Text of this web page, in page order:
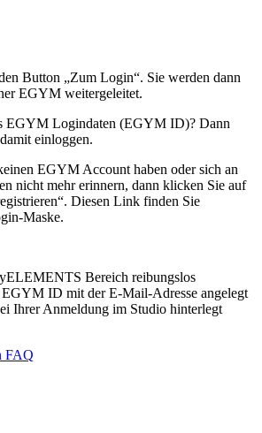
Button „Zum Login“. Sie werden dann
EGYM weitergeleitet.
EGYM Logindaten (EGYM ID)? Dann
einloggen.
EGYM Account haben oder sich an
nicht mehr erinnern, dann klicken Sie auf
Diesen Link finden Sie
Maske.
Bereich reibungslos
ID mit der E-Mail-Adresse angelegt
Ihrer Anmeldung im Studio hinterlegt
FAQ